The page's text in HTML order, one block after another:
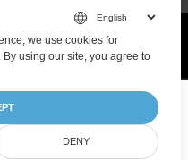
All Rights Reserved.
of use Contact
we use cookies for
using our site, you agree to
DENY